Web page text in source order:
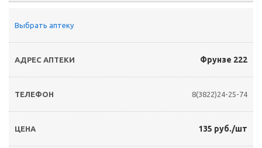
Выбрать аптеку
Фрунзе 222
8(3822)24-25-74
135 руб./шт